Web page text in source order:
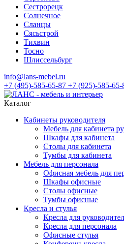
Сестрорецк
Солнечное
Сланцы
Сясьстрой
Тихвин
Тосно
Шлиссельбург
info@lans-mebel.ru
+7 (495)-585-65-87 +7 (925)-585-65-
Каталог
Кабинеты руководителя
Мебель для кабинета
Шкафы для кабинета
Столы для кабинета
Тумбы для кабинета
Мебель для персонала
Офисная мебель для
Шкафы офисные
Столы офисные
Тумбы офисные
Кресла и стулья
Кресла для
Кресла для персонала
Офисные стулья